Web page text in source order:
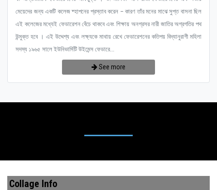
মেয়েদের জন্য একটি কলেজ ষ্হাপনের প্রস্তাব করেন – কারণ তাঁর মনের মাঝে সুপ্ত বাসনা ছিল
এই কলেজের মধ্যেই ফেডারেশন বেঁচে থাকবে এবং শিক্ষায় অনগ্রসর নারী জাতির অগ্রগতির পথ
উন্মুক্ত হবে । এই উদ্দেশ্য এবং লক্ষ্যকে মাথায় রেখে ফেডারেশনের কতিপয় বিদ্যানুরাগী মহিলা
সদস্য ১৯৬৫ সালে ইউনিভার্সিটি উইমেন্স ফেডারে...
See more
Collage Info